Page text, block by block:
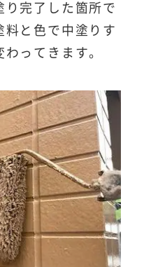
り完了した箇所で
料と色で中塗りす
ってきます。